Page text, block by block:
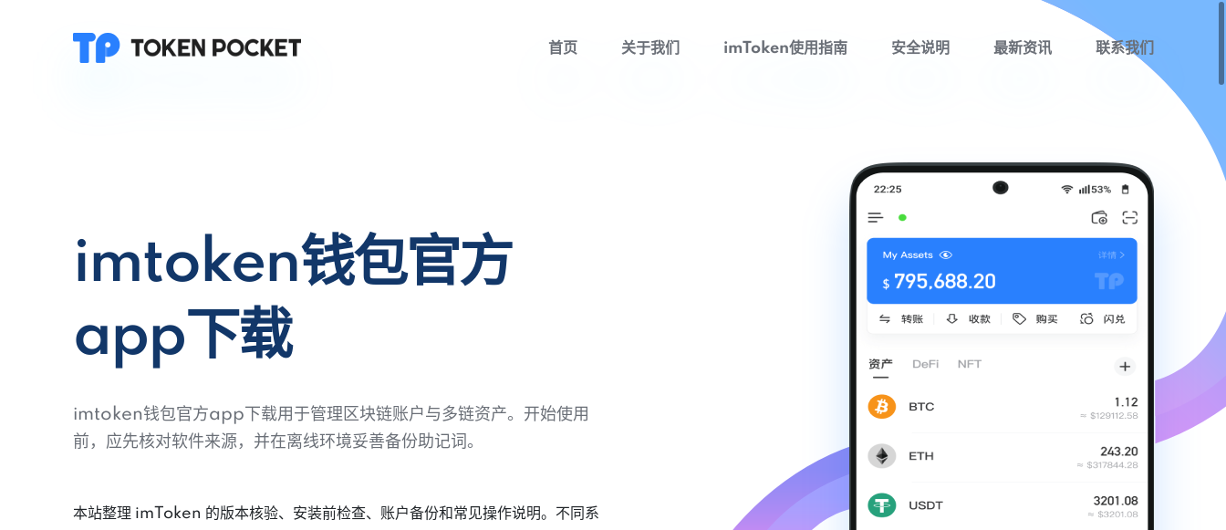
首页 关于我们 imToken使用指南 安全说明 最新资讯 联系我们
imtoken钱包官方
app下载
imtoken钱包官方app下载用于管理区块链账户与多链资产。开始使用
前，应先核对软件来源，并在离线环境妥善备份助记词。
本站整理 imToken 的版本核验、安装前检查、账户备份和常见操作说明。不同系